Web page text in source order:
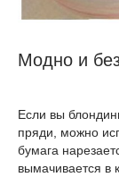
Модно и
Если вы
пряди, можно
бумага
вымачивается в